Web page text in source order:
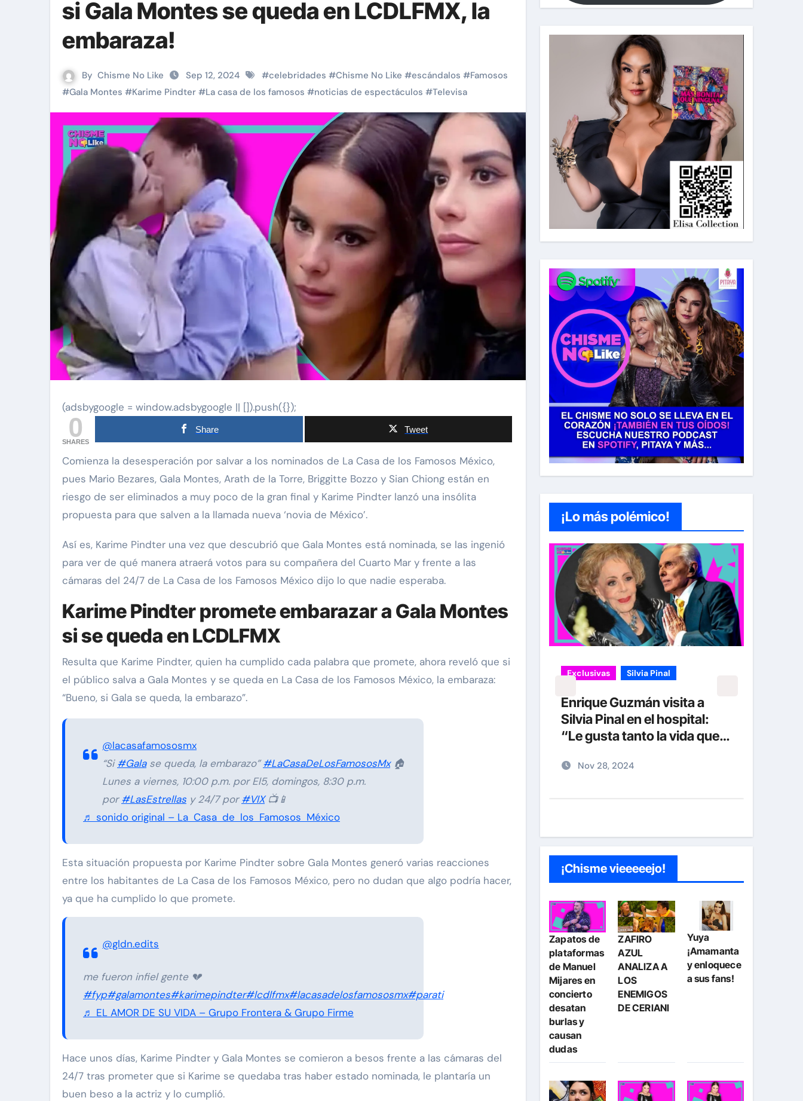
si Gala Montes se queda en LCDLFMX, la
embaraza!
By Chisme No Like Sep 12, 2024 #celebridades #Chisme No Like #escándalos #Famosos
#Gala Montes #Karime Pindter #La casa de los famosos #noticias de espectáculos #Televisa
(adsbygoogle = window.adsbygoogle || []).push({});
0
SHARES
Share Tweet
Comienza la desesperación por salvar a los nominados de La Casa de los Famosos México,
pues Mario Bezares, Gala Montes, Arath de la Torre, Briggitte Bozzo y Sian Chiong están en
riesgo de ser eliminados a muy poco de la gran final y Karime Pindter lanzó una insólita
propuesta para que salven a la llamada nueva ‘novia de México’.
Así es, Karime Pindter una vez que descubrió que Gala Montes está nominada, se las ingenió
para ver de qué manera atraerá votos para su compañera del Cuarto Mar y frente a las
cámaras del 24/7 de La Casa de los Famosos México dijo lo que nadie esperaba.
Karime Pindter promete embarazar a Gala Montes
si se queda en LCDLFMX
Resulta que Karime Pindter, quien ha cumplido cada palabra que promete, ahora reveló que si
el público salva a Gala Montes y se queda en La Casa de los Famosos México, la embaraza:
“Bueno, si Gala se queda, la embarazo”.
@lacasafamososmx
“Si#Galase queda, la embarazo”#LaCasaDeLosFamososMx🏠
Lunes a viernes, 10:00 p.m. por El5, domingos, 8:30 p.m.
por#LasEstrellas y 24/7 por#VIX📺📱
♬ sonido original – La Casa de los Famosos México
Esta situación propuesta por Karime Pindter sobre Gala Montes generó varias reacciones
entre los habitantes de La Casa de los Famosos México, pero no dudan que algo podría hacer,
ya que ha cumplido lo que promete.
@gldn.edits
me fueron infiel gente 💔
#fyp#galamontes#karimepindter#lcdlfmx#lacasadelosfamososmx#parati
♬ EL AMOR DE SU VIDA – Grupo Frontera & Grupo Firme
Hace unos días, Karime Pindter y Gala Montes se comieron a besos frente a las cámaras del
24/7 tras prometer que si Karime se quedaba tras haber estado nominada, le plantaría un
buen beso a la actriz y lo cumplió.
¡Lo más polémico!
carolina Sandoval Exclusivas
¡EXCLUSIVA! Revelamos la
verdad detrás del divorcio de
Hernández
Nov 26, 2024
Sean 'Diddy' Combs
acusaciones de supuesto
plena fiesta
Dic 9, 2024
Exclusivas Silvia Pinal
Enrique Guzmán visita a
Silvia Pinal en el hospital:
“Le gusta tanto la vida que
Nov 28, 2024
¡Chisme vieeeeejo!
Zapatos de
plataformas
de Manuel
Mijares en
concierto
desatan
burlas y
causan
dudas
ZAFIRO
AZUL
ANALIZA A
LOS
ENEMIGOS
DE CERIANI
Yuya
¡Amamanta
y enloquece
a sus fans!